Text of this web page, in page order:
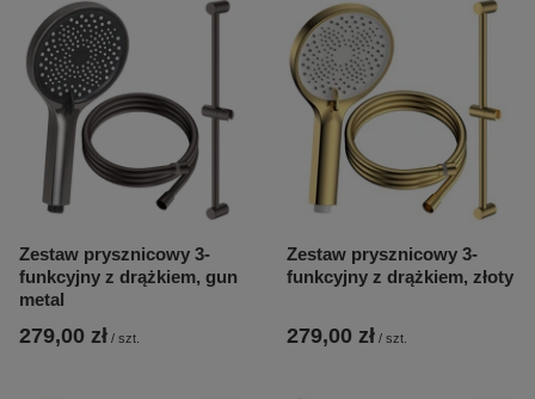
Zestaw prysznicowy 3-
funkcyjny z drążkiem, gun
metal
279,00 zł / szt.
Zestaw prysznicowy 3-
funkcyjny z drążkiem, złoty
279,00 zł / szt.